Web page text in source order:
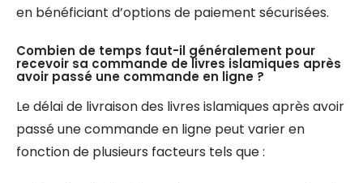
en bénéficiant d’options de paiement sécurisées.
Combien de temps faut-il généralement pour
recevoir sa commande de livres islamiques après
avoir passé une commande en ligne ?
Le délai de livraison des livres islamiques après avoir
passé une commande en ligne peut varier en
fonction de plusieurs facteurs tels que :